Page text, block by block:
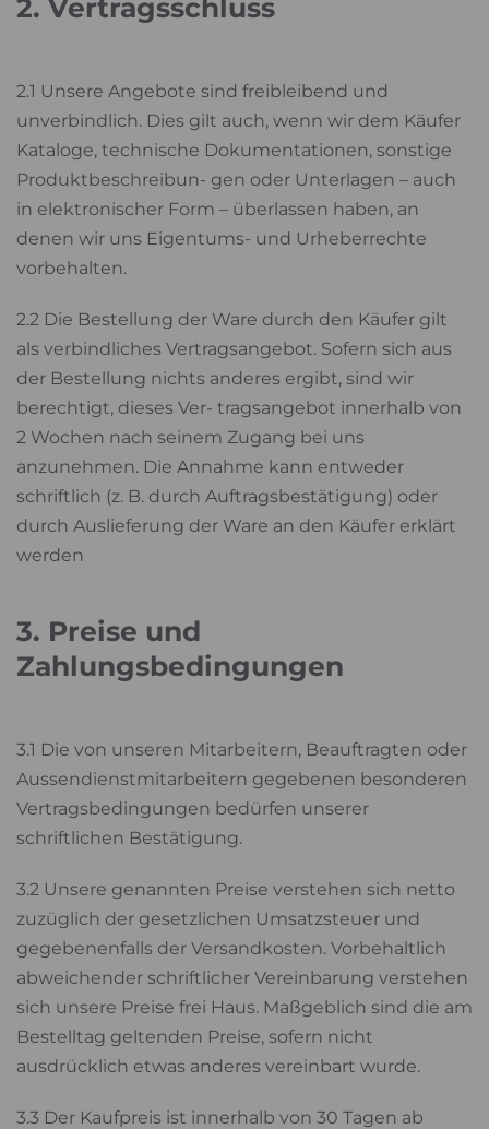
2. Vertragsschluss
2.1 Unsere Angebote sind freibleibend und
unverbindlich. Dies gilt auch, wenn wir dem Käufer
Kataloge, technische Dokumentationen, sonstige
Produktbeschreibun- gen oder Unterlagen – auch
in elektronischer Form – überlassen haben, an
denen wir uns Eigentums- und Urheberrechte
vorbehalten.
2.2 Die Bestellung der Ware durch den Käufer gilt
als verbindliches Vertragsangebot. Sofern sich aus
der Bestellung nichts anderes ergibt, sind wir
berechtigt, dieses Ver- tragsangebot innerhalb von
2 Wochen nach seinem Zugang bei uns
anzunehmen. Die Annahme kann entweder
schriftlich (z. B. durch Auftragsbestätigung) oder
durch Auslieferung der Ware an den Käufer erklärt
werden
3. Preise und
Zahlungsbedingungen
3.1 Die von unseren Mitarbeitern, Beauftragten oder
Aussendienstmitarbeitern gegebenen besonderen
Vertragsbedingungen bedürfen unserer
schriftlichen Bestätigung.
3.2 Unsere genannten Preise verstehen sich netto
zuzüglich der gesetzlichen Umsatzsteuer und
gegebenenfalls der Versandkosten. Vorbehaltlich
abweichender schriftlicher Vereinbarung verstehen
sich unsere Preise frei Haus. Maßgeblich sind die am
Bestelltag geltenden Preise, sofern nicht
ausdrücklich etwas anderes vereinbart wurde.
3.3 Der Kaufpreis ist innerhalb von 30 Tagen ab